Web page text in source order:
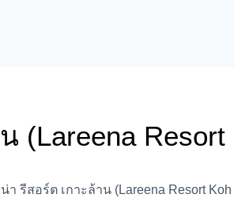
(Lareena Resort
า รีสอร์ต เกาะล้าน (Lareena Resort Koh